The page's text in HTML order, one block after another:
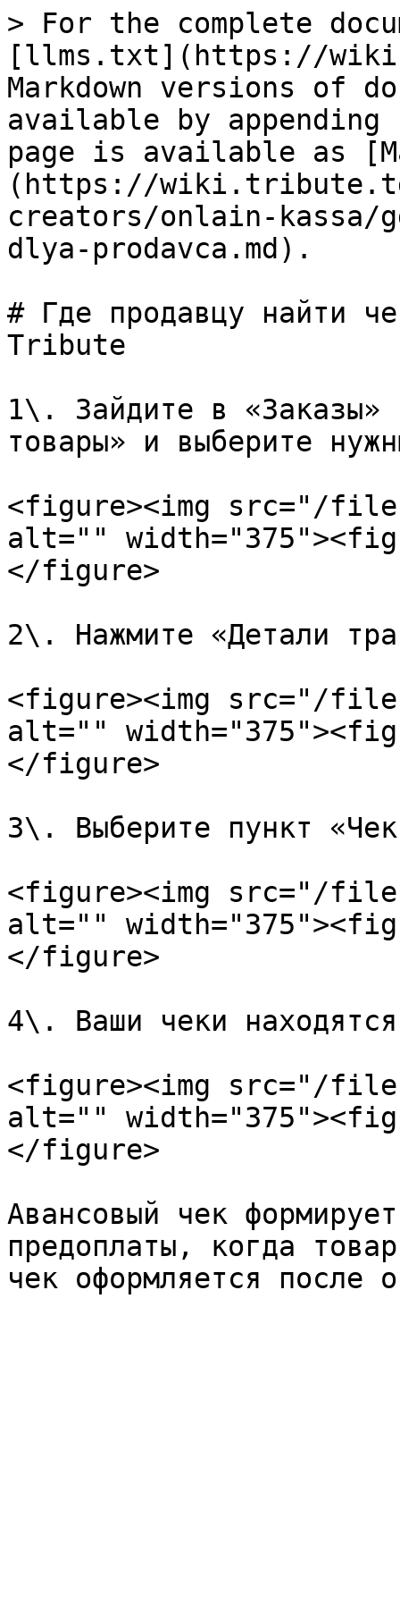
> For the complete
[llms.txt](https://
Markdown versions of
available by
page is available as
(https://
creators/onlain-kassa/
dlya-prodavca.md).
# Где продавцу найти
Tribute
1\. Зайдите в «Заказы»
товары» и выберите
<figure><img src="/
alt=""
</figure>
2\. Нажмите «Детали
<figure><img src="/
alt=""
</figure>
3\. Выберите пункт
<figure><img src="/files/
alt=""
</figure>
4\. Ваши чеки
<figure><img src="/files/
alt=""
</figure>
Авансовый чек
предоплаты, когда